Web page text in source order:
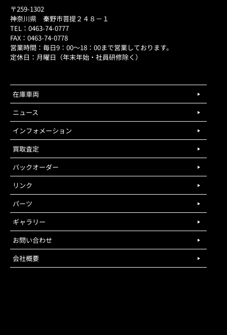
〒259-1302
神奈川県 秦野市菩提２４８－１
TEL：0463-74-0777
FAX：0463-74-0778
営業時間：毎日9：00～18：00まで営業しております。
定休日：月曜日（年末年始・社員研修除く）
在庫車両
ニュース
インフォメーション
買取査定
バックオーダー
リンク
パーツ
ギャラリー
お問い合わせ
会社概要